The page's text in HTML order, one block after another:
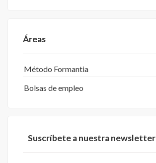
Áreas
Método Formantia
Bolsas de empleo
Suscríbete a nuestra newsletter